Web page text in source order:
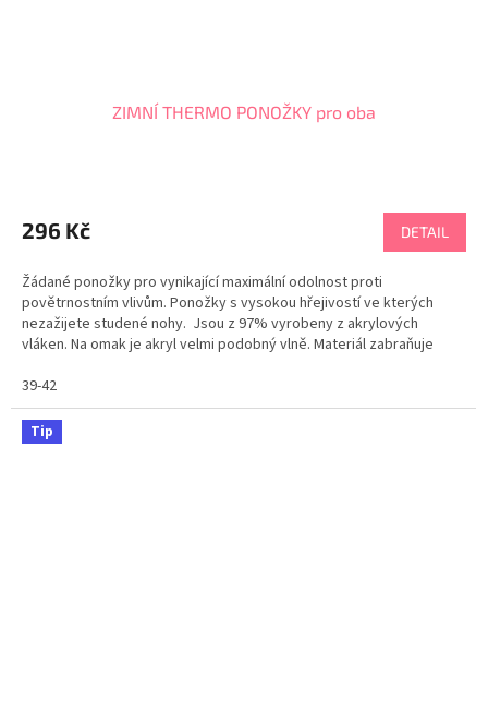
ZIMNÍ THERMO PONOŽKY pro oba
296 Kč DETAIL
Žádané ponožky pro vynikající maximální odolnost proti
povětrnostním vlivům. Ponožky s vysokou hřejivostí ve kterých
nezažijete studené nohy. Jsou z 97% vyrobeny z akrylových
vláken. Na omak je akryl velmi podobný vlně. Materiál zabraňuje
39-42
Tip